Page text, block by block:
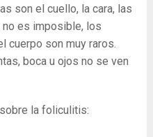
son el cuello, la cara, las
no es imposible, los
cuerpo son muy raros.
boca u ojos no se ven
la foliculitis: